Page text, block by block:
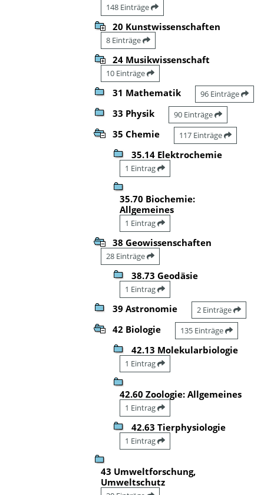
148 Einträge
20 Kunstwissenschaften
8 Einträge
24 Musikwissenschaft
10 Einträge
31 Mathematik 96 Einträge
33 Physik 90 Einträge
35 Chemie 117 Einträge
35.14 Elektrochemie
1 Eintrag
35.70 Biochemie:
Allgemeines
1 Eintrag
38 Geowissenschaften
28 Einträge
38.73 Geodäsie
1 Eintrag
39 Astronomie 2 Einträge
42 Biologie 135 Einträge
42.13 Molekularbiologie
1 Eintrag
42.60 Zoologie: Allgemeines
1 Eintrag
42.63 Tierphysiologie
1 Eintrag
43 Umweltforschung,
Umweltschutz